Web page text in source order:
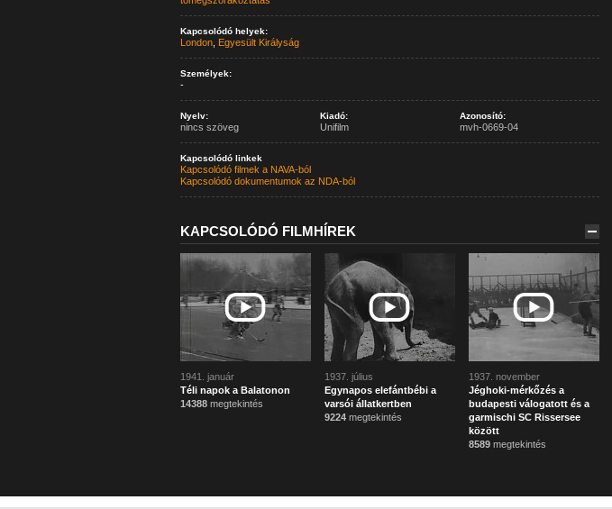
Kapcsolódó helyek:
London, Egyesült Királyság
Személyek:
-
Nyelv:
nincs szöveg
Kiadó:
Unifilm
Azonosító:
mvh-0669-04
Kapcsolódó linkek
Kapcsolódó filmek a NAVA-ból
Kapcsolódó dokumentumok az NDA-ból
KAPCSOLÓDÓ FILMHÍREK
1941. január
Téli napok a Balatonon
14388megtekintés
1937. július
Egynapos elefántbébi a
varsói állatkertben
9224megtekintés
1937. november
Jéghoki-mérkőzés a
budapesti válogatott és a
garmischi SC Rissersee
között
8589megtekintés